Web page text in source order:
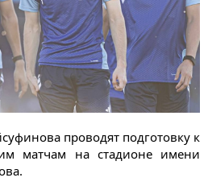
проводят подготовку к
матчам на стадионе имени